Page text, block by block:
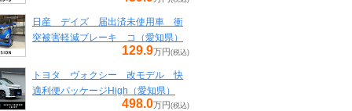
日産 デイズ 届出済未使用車 衝
突被害軽減ブレーキ コ（愛知県）
129.9万円(税込)
トヨタ ヴォクシー 改モデル 快
適利便パッケージHigh（愛知県）
498.0万円(税込)